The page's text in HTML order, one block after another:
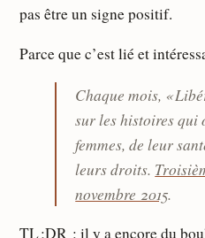
pas être un signe positif.
Parce que c’est lié et
Chaque mois, «
sur les histoires qui
femmes, de leur
leurs droits.
novembre 2015.
TL ;DR : il y a encore du